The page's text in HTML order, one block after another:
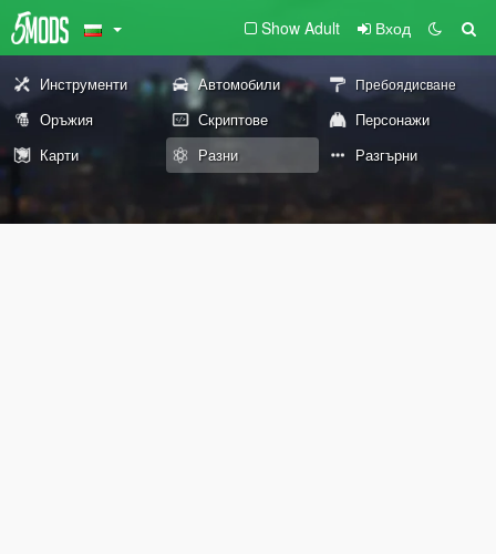
Show Adult Вход
Инструменти Автомобили Пребоядисване
Оръжия Скриптове
Персонажи
Карти
Разни Разгърни